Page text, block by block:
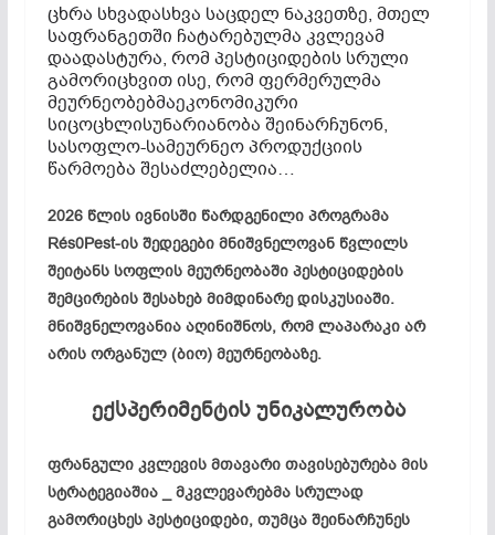
ცხრა სხვადასხვა საცდელ ნაკვეთზე, მთელ
საფრანგეთში ჩატარებულმა კვლევამ
დაადასტურა, რომ პესტიციდების სრული
გამორიცხვით ისე, რომ ფერმერულმა
მეურნეობებმაეკონომიკური
სიცოცხლისუნარიანობა შეინარჩუნონ,
სასოფლო-სამეურნეო პროდუქციის
წარმოება შესაძლებელია…
2026 წლის ივნისში წარდგენილი პროგრამა
Rés0Pest-ის შედეგები მნიშვნელოვან წვლილს
შეიტანს სოფლის მეურნეობაში პესტიციდების
შემცირების შესახებ მიმდინარე დისკუსიაში.
მნიშვნელოვანია აღინიშნოს, რომ ლაპარაკი არ
არის ორგანულ (ბიო) მეურნეობაზე.
ექსპერიმენტის უნიკალურობა
ფრანგული კვლევის მთავარი თავისებურება მის
სტრატეგიაშია _ მკვლევარებმა სრულად
გამორიცხეს პესტიციდები, თუმცა შეინარჩუნეს